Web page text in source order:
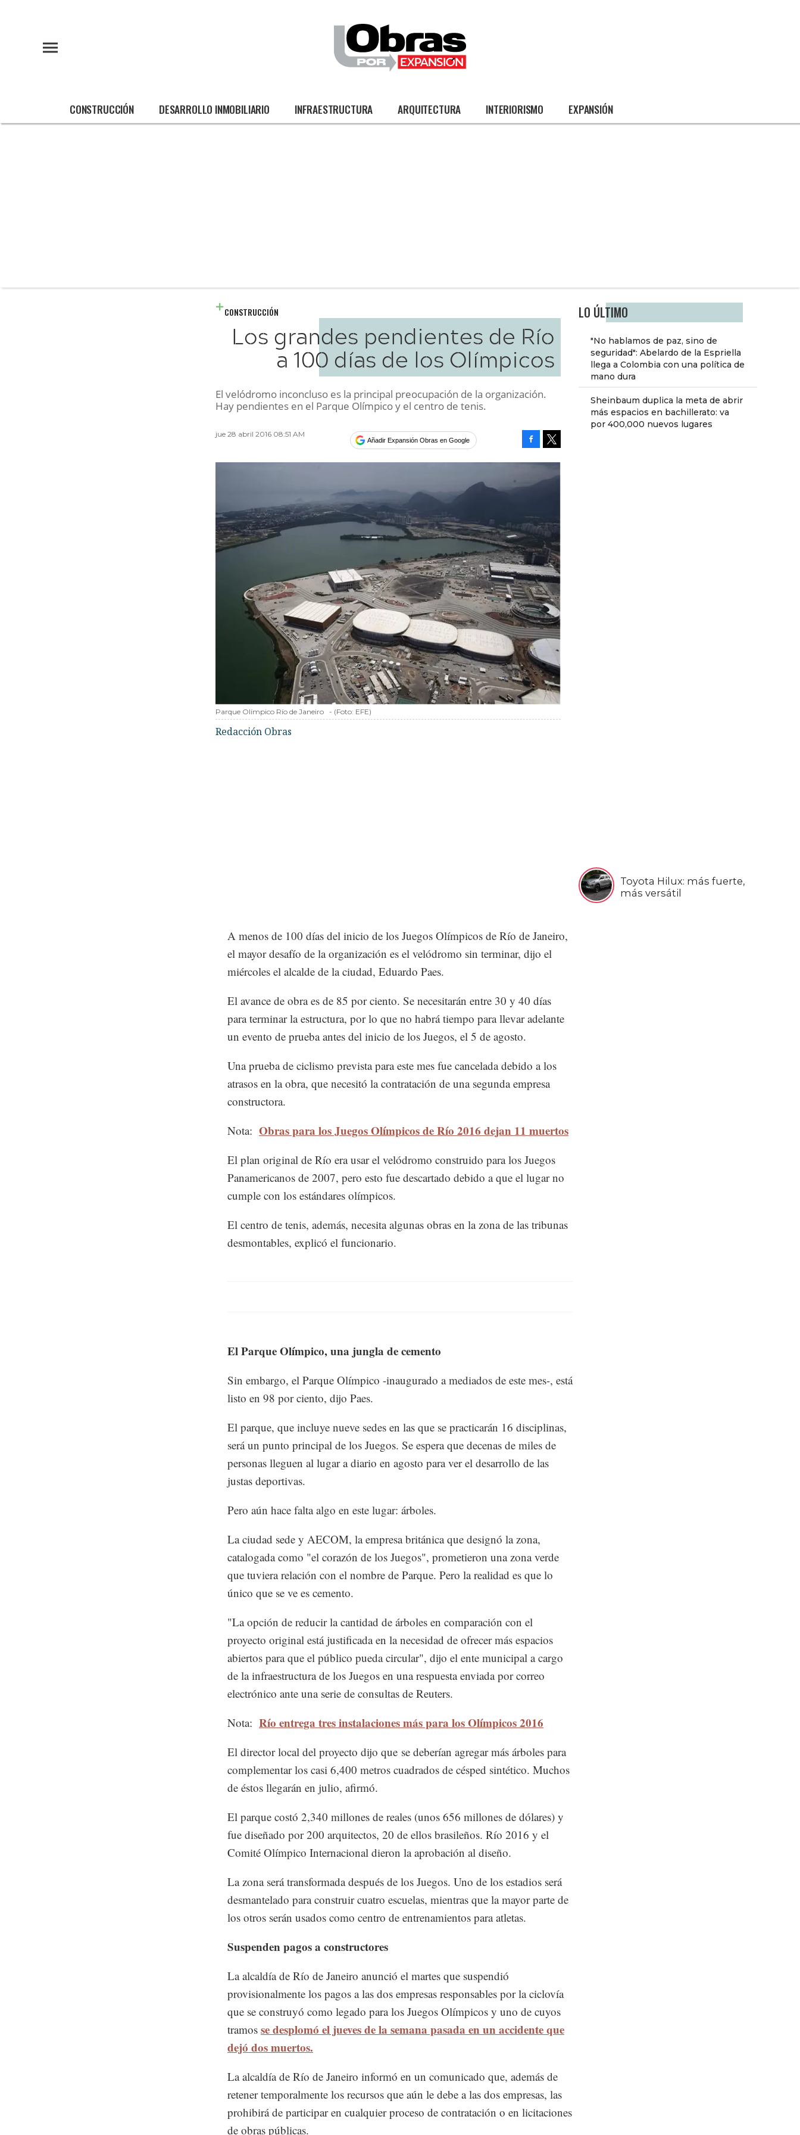
CONSTRUCCIÓN DESARROLLO INMOBILIARIO INFRAESTRUCTURA ARQUITECTURA INTERIORISMO EXPANSIÓN
LO ÚLTIMO
"No hablamos de paz, sino de
seguridad": Abelardo de la Espriella
llega a Colombia con una política de
mano dura
Sheinbaum duplica la meta de abrir
más espacios en bachillerato: va
por 400,000 nuevos lugares
Toyota Hilux: más fuerte,
más versátil
CONSTRUCCIÓN
Los grandes pendientes de Río
a 100 días de los Olímpicos
El velódromo inconcluso es la principal preocupación de la organización.
Hay pendientes en el Parque Olímpico y el centro de tenis.
jue 28 abril 2016 08:51 AM
Añadir Expansión Obras en Google
Parque Olímpico Río de Janeiro - (Foto: EFE)
Redacción Obras
A menos de 100 días del inicio de los Juegos Olímpicos de Río de Janeiro,
el mayor desafío de la organización es el velódromo sin terminar, dijo el
miércoles el alcalde de la ciudad, Eduardo Paes.
El avance de obra es de 85 por ciento. Se necesitarán entre 30 y 40 días
para terminar la estructura, por lo que no habrá tiempo para llevar adelante
un evento de prueba antes del inicio de los Juegos, el 5 de agosto.
Una prueba de ciclismo prevista para este mes fue cancelada debido a los
atrasos en la obra, que necesitó la contratación de una segunda empresa
constructora.
Nota: Obras para los Juegos Olímpicos de Río 2016 dejan 11 muertos
El plan original de Río era usar el velódromo construido para los Juegos
Panamericanos de 2007, pero esto fue descartado debido a que el lugar no
cumple con los estándares olímpicos.
El centro de tenis, además, necesita algunas obras en la zona de las tribunas
desmontables, explicó el funcionario.
El Parque Olímpico, una jungla de cemento
Sin embargo, el Parque Olímpico -inaugurado a mediados de este mes-, está
listo en 98 por ciento, dijo Paes.
El parque, que incluye nueve sedes en las que se practicarán 16 disciplinas,
será un punto principal de los Juegos. Se espera que decenas de miles de
personas lleguen al lugar a diario en agosto para ver el desarrollo de las
justas deportivas.
Pero aún hace falta algo en este lugar: árboles.
La ciudad sede y AECOM, la empresa británica que designó la zona,
catalogada como "el corazón de los Juegos", prometieron una zona verde
que tuviera relación con el nombre de Parque. Pero la realidad es que lo
único que se ve es cemento.
"La opción de reducir la cantidad de árboles en comparación con el
proyecto original está justificada en la necesidad de ofrecer más espacios
abiertos para que el público pueda circular", dijo el ente municipal a cargo
de la infraestructura de los Juegos en una respuesta enviada por correo
electrónico ante una serie de consultas de Reuters.
Nota: Río entrega tres instalaciones más para los Olímpicos 2016
El director local del proyecto dijo que se deberían agregar más árboles para
complementar los casi 6,400 metros cuadrados de césped sintético. Muchos
de éstos llegarán en julio, afirmó.
El parque costó 2,340 millones de reales (unos 656 millones de dólares) y
fue diseñado por 200 arquitectos, 20 de ellos brasileños. Río 2016 y el
Comité Olímpico Internacional dieron la aprobación al diseño.
La zona será transformada después de los Juegos. Uno de los estadios será
desmantelado para construir cuatro escuelas, mientras que la mayor parte de
los otros serán usados como centro de entrenamientos para atletas.
Suspenden pagos a constructores
La alcaldía de Río de Janeiro anunció el martes que suspendió
provisionalmente los pagos a las dos empresas responsables por la ciclovía
que se construyó como legado para los Juegos Olímpicos y uno de cuyos
tramos se desplomó el jueves de la semana pasada en un accidente que
dejó dos muertos.
La alcaldía de Río de Janeiro informó en un comunicado que, además de
retener temporalmente los recursos que aún le debe a las dos empresas, las
prohibirá de participar en cualquier proceso de contratación o en licitaciones
de obras públicas.